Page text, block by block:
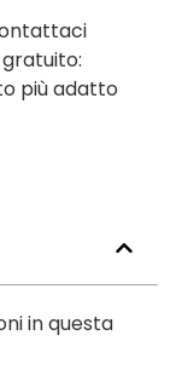
più adatto
in questa